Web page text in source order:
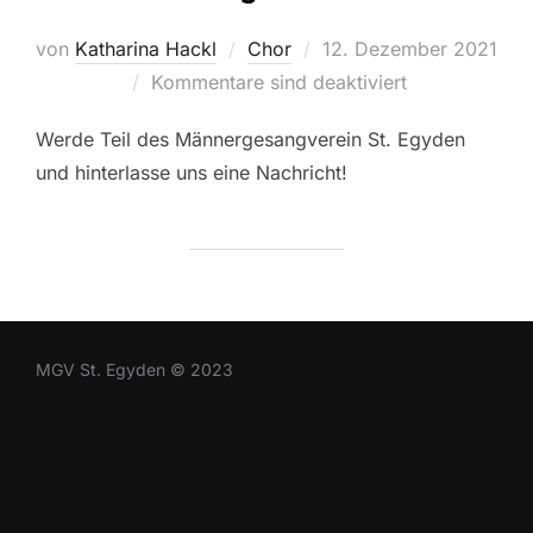
von Katharina Hackl Chor
Veröffentlicht
am
12. Dezember 2021
Kommentare sind deaktiviert
Werde Teil des Männergesangverein St. Egyden
und hinterlasse uns eine Nachricht!
MGV St. Egyden © 2023